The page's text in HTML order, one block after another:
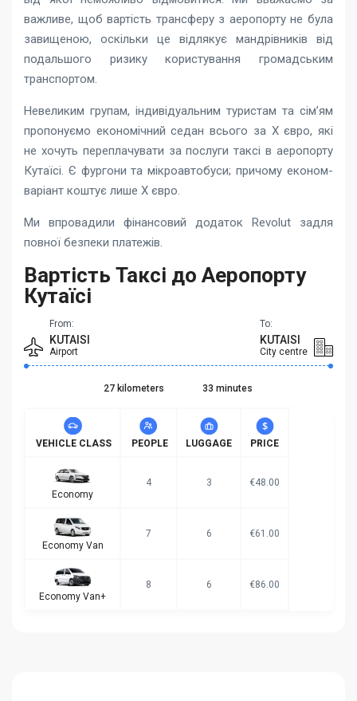
важливе, щоб вартість трансферу з аеропорту не була
завищеною, оскільки це відлякує мандрівників від
подальшого ризику користування громадським
транспортом.
Невеликим групам, індивідуальним туристам та сім’ям
пропонуємо економічний седан всього за X євро, які
не хочуть переплачувати за послуги таксі в аеропорту
Кутаїсі. Є фургони та мікроавтобуси; причому економ-
варіант коштує лише X євро.
Ми впровадили фінансовий додаток Revolut задля
повної безпеки платежів.
Вартість Таксі до Аеропорту
Кутаїсі
From:
KUTAISI
Airport
To:
KUTAISI
City centre
27 kilometers 33 minutes
VEHICLE CLASS PEOPLE LUGGAGE PRICE
Economy
4 3 €48.00
Economy Van
7 6 €61.00
Economy Van+
8 6 €86.00